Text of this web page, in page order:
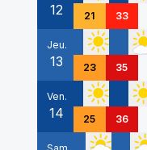
12 21 33
Jeu.
13 23 35
Ven.
14 25 36